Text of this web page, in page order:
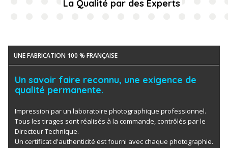
La Qualité par des Experts
UNE FABRICATION 100 % FRANÇAISE
Un savoir faire reconnu, une exigence de
qualité permanente.
Impression par un laboratoire photographique professionnel.
Tous les tirages sont réalisés à la commande, contrôlés par le
Directeur Technique.
Un certificat d'authenticité est fourni avec chaque photographie.